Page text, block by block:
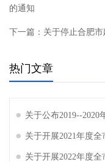
的通知
下一篇： 关于停止合肥
热门文章
关于公布2019--2020
关于开展2021年度
关于开展2022年度